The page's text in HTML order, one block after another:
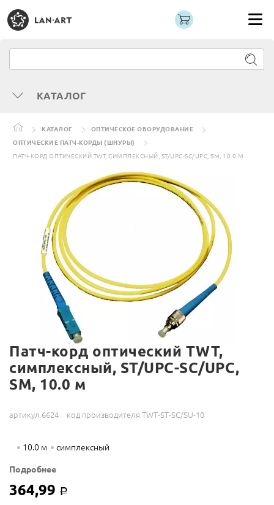
КАТАЛОГ
КАТАЛОГ
ОПТИЧЕСКОЕ ОБОРУДОВАНИЕ
ОПТИЧЕСКИЕ ПАТЧ-КОРДЫ (ШНУРЫ)
ПАТЧ-КОРД ОПТИЧЕСКИЙ TWT, СИМПЛЕКСНЫЙ, ST/UPC-SC/UPC, SM, 10.0 М
Патч-корд оптический TWT,
симплексный, ST/UPC-SC/UPC,
SM, 10.0 м
артикул 6624 код производителя TWT-ST-SC/SU-10
10.0 м симплексный
Подробнее
364,99 Р